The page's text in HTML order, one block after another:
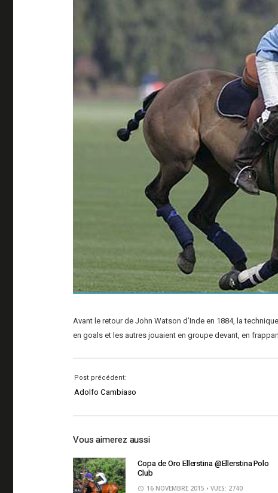
Avant le retour de John Watson d’Inde en 1884, la
en goals et les autres jouaient en groupe devant, en
Post précédent:
Adolfo Cambiaso
Vous aimerez aussi
Copa de Oro Ellerstina @Ellerstina Polo
Club
16 NOVEMBRE 2015 • VUES: 2740